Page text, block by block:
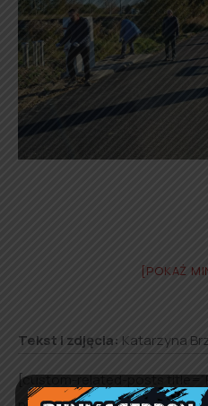
[POKAŻ
Tekst i zdjęcia: Katarzyna
[custom-related-posts